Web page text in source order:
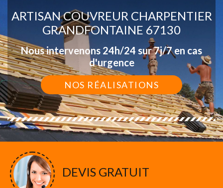
ARTISAN COUVREUR CHARPENTIER
GRANDFONTAINE 67130
Nous intervenons 24h/24 sur 7j/7 en cas
d'urgence
NOS RÉALISATIONS
DEVIS GRATUIT